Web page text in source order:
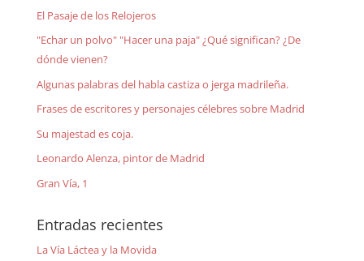
El Pasaje de los Relojeros
"Echar un polvo" "Hacer una paja" ¿Qué significan? ¿De
dónde vienen?
Algunas palabras del habla castiza o jerga madrileña.
Frases de escritores y personajes célebres sobre Madrid
Su majestad es coja.
Leonardo Alenza, pintor de Madrid
Gran Vía, 1
Entradas recientes
La Vía Láctea y la Movida